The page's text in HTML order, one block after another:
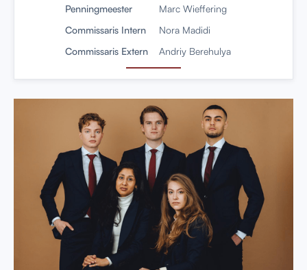
Penningmeester
Marc Wieffering
Commissaris Intern
Nora Madidi
Commissaris Extern
Andriy Berehulya